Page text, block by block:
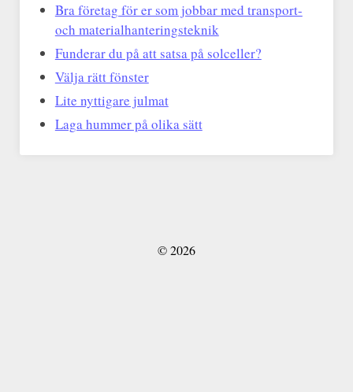
Bra företag för er som jobbar med transport-
och materialhanteringsteknik
Funderar du på att satsa på solceller?
Välja rätt fönster
Lite nyttigare julmat
Laga hummer på olika sätt
© 2026